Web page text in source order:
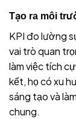
Tạo ra môi
KPI đo lường
vai trò quan
làm việc tích
kết, họ có xu
sáng tạo và
chung.